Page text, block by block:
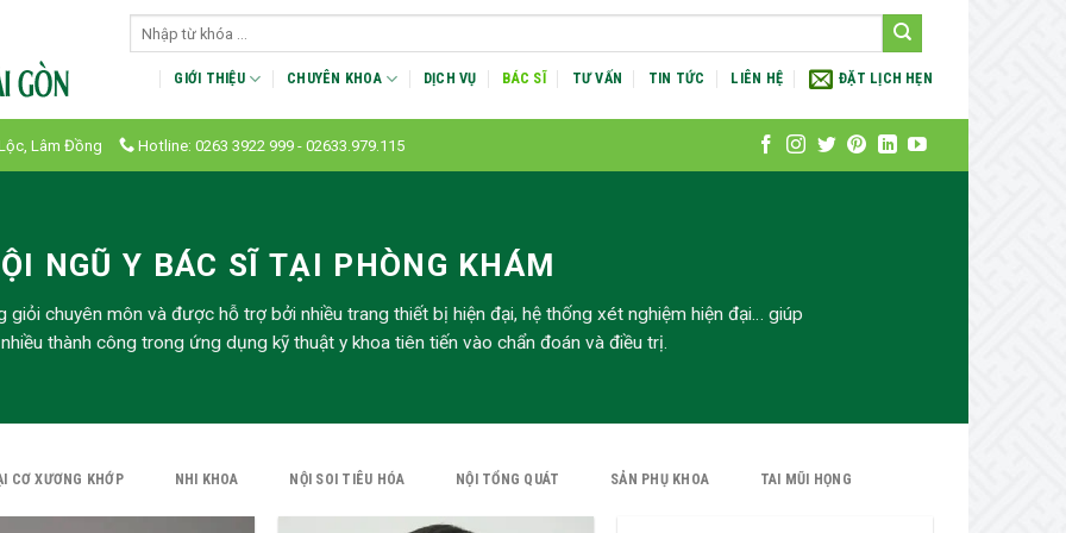
GIỚI THIỆU CHUYÊN KHOA DỊCH VỤ BÁC SĨ TƯ VẤN TIN TỨC LIÊN HỆ ĐẶT LỊCH HẸN
Lâm Đồng Hotline: 0263 3922 999 - 02633.979.115
NGŨ Y BÁC SĨ TẠI PHÒNG KHÁM
chuyên môn và được hỗ trợ bởi nhiều trang thiết bị hiện đại, hệ thống xét nghiệm hiện đại… giúp
thành công trong ứng dụng kỹ thuật y khoa tiên tiến vào chẩn đoán và điều trị.
CƠ XƯƠNG KHỚP NHI KHOA NỘI SOI TIÊU HÓA NỘI TỔNG QUÁT SẢN PHỤ KHOA TAI MŨI HỌNG